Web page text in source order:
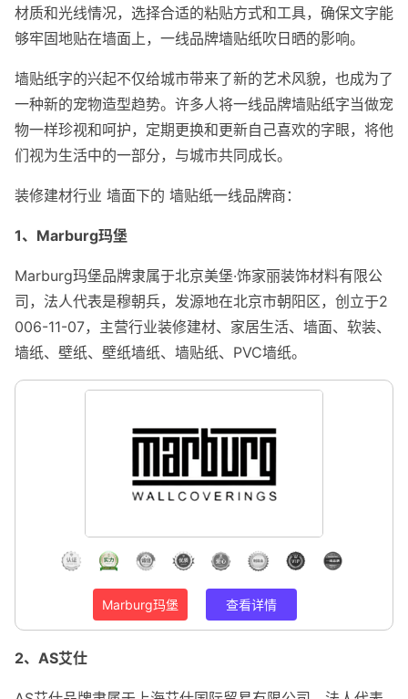
材质和光线情况，选择合适的粘贴方式和工具，确保文字能
够牢固地贴在墙面上，一线品牌墙贴纸吹日晒的影响。
墙贴纸字的兴起不仅给城市带来了新的艺术风貌，也成为了
一种新的宠物造型趋势。许多人将一线品牌墙贴纸字当做宠
物一样珍视和呵护，定期更换和更新自己喜欢的字眼，将他
们视为生活中的一部分，与城市共同成长。
装修建材行业 墙面下的 墙贴纸一线品牌商：
1、Marburg玛堡
Marburg玛堡品牌隶属于北京美堡·饰家丽装饰材料有限公
司，法人代表是穆朝兵，发源地在北京市朝阳区，创立于2
006-11-07，主营行业装修建材、家居生活、墙面、软装、
墙纸、壁纸、壁纸墙纸、墙贴纸、PVC墙纸。
Marburg玛堡 查看详情
2、AS艾仕